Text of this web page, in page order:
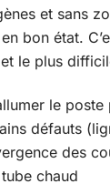
et sans
bon état.
le plus
le
défauts
des
chaud